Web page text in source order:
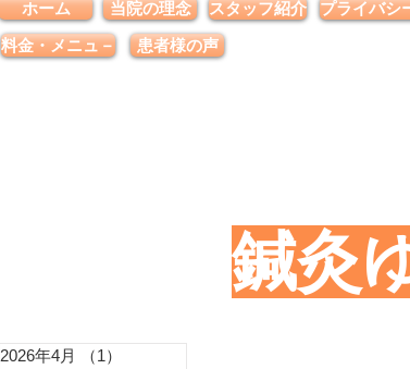
ホーム 当院の理念
スタッフ紹介
料金・メニュ－
患者様の声
プライバシ
鍼灸
2026年4月 （1）